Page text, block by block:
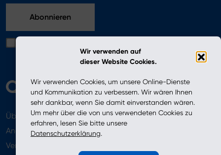
Wir verwenden auf
dieser Website Cookies.
Wir verwenden Cookies, um unsere Online-Dienste
und Kommunikation zu verbessern. Wir wären Ihnen
sehr dankbar, wenn Sie damit einverstanden wären.
Um mehr über die von uns verwendeten Cookies zu
erfahren, lesen Sie bitte unsere
Datenschutzerklärung.
Ich bestätige, dass ich die in der Datenschutzerklärung
enthaltenen Bedingungen gelesen habe
Über uns
Angebot
Aktuelles
Verkaufsstellen